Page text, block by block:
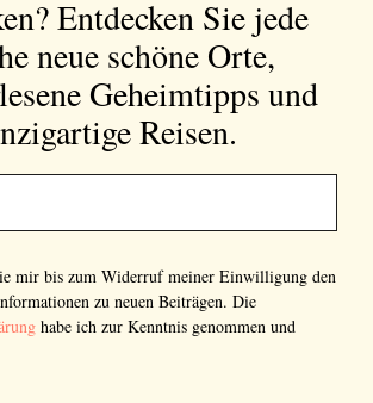
Entdecken Sie jede
neue schöne Orte,
Geheimtipps und
Reisen.
mir bis zum Widerruf meiner Einwilligung den
zu neuen Beiträgen. Die
habe ich zur Kenntnis genommen und